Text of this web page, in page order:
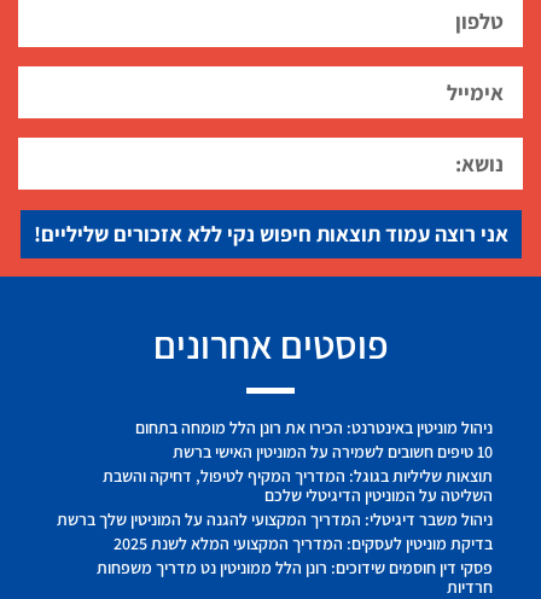
אני רוצה עמוד תוצאות חיפוש נקי ללא אזכורים שליליים!
פוסטים אחרונים
ניהול מוניטין באינטרנט: הכירו את רונן הלל מומחה בתחום
10 טיפים חשובים לשמירה על המוניטין האישי ברשת
תוצאות שליליות בגוגל: המדריך המקיף לטיפול, דחיקה והשבת
השליטה על המוניטין הדיגיטלי שלכם
ניהול משבר דיגיטלי: המדריך המקצועי להגנה על המוניטין שלך ברשת
בדיקת מוניטין לעסקים: המדריך המקצועי המלא לשנת 2025
פסקי דין חוסמים שידוכים: רונן הלל ממוניטין נט מדריך משפחות
חרדיות